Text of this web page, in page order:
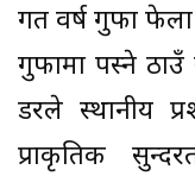
गत वर्ष गुफा
गुफामा पस्ने
डरले स्थानीय
प्राकृतिक